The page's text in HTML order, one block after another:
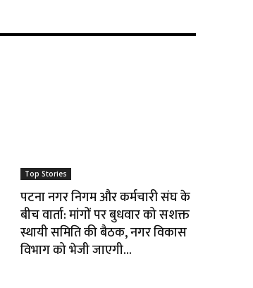
Top Stories
पटना नगर निगम और कर्मचारी संघ के
बीच वार्ता: मांगों पर बुधवार को सशक्त
स्थायी समिति की बैठक, नगर विकास
विभाग को भेजी जाएगी...